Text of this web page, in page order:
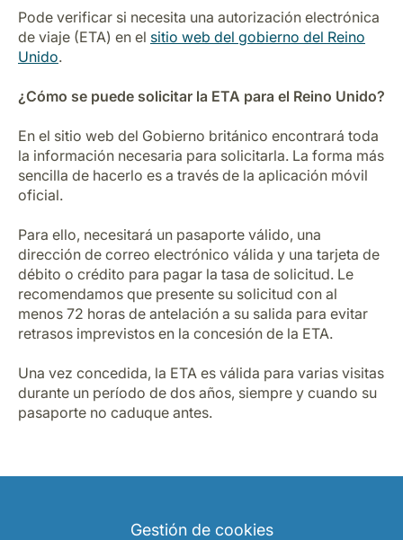
Pode verificar si necesita una autorización electrónica
de viaje (ETA) en el sitio web del gobierno del Reino
Unido.
¿Cómo se puede solicitar la ETA para el Reino Unido?
En el sitio web del Gobierno británico encontrará toda
la información necesaria para solicitarla. La forma más
sencilla de hacerlo es a través de la aplicación móvil
oficial.
Para ello, necesitará un pasaporte válido, una
dirección de correo electrónico válida y una tarjeta de
débito o crédito para pagar la tasa de solicitud. Le
recomendamos que presente su solicitud con al
menos 72 horas de antelación a su salida para evitar
retrasos imprevistos en la concesión de la ETA.
Una vez concedida, la ETA es válida para varias visitas
durante un período de dos años, siempre y cuando su
pasaporte no caduque antes.
Gestión de cookies